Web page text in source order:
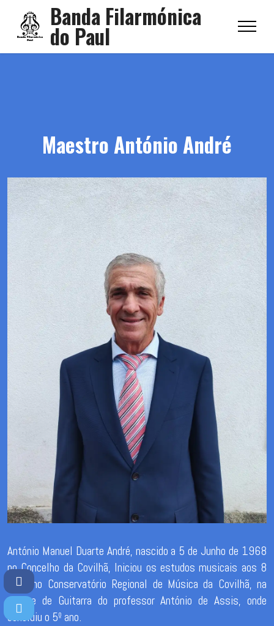
Banda Filarmónica
do Paul
Maestro António André
António Manuel Duarte André, nascido a 5 de Junho de 1968
no Concelho da Covilhã, Iniciou os estudos musicais aos 8
anos no Conservatório Regional de Música da Covilhã, na
classe de Guitarra do professor António de Assis, onde
concluiu o 5º ano.